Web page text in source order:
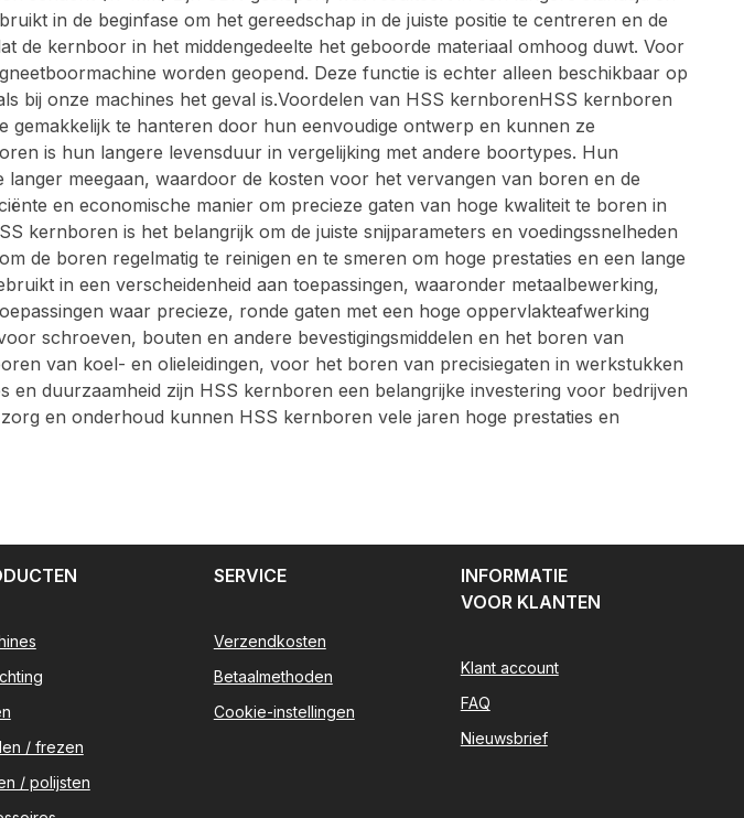
in de beginfase om het gereedschap in de juiste positie te centreren en de
kernboor in het middengedeelte het geboorde materiaal omhoog duwt. Voor
worden geopend. Deze functie is echter alleen beschikbaar op
bij onze machines het geval is.Voordelen van HSS kernborenHSS kernboren
gemakkelijk te hanteren door hun eenvoudige ontwerp en kunnen ze
is hun langere levensduur in vergelijking met andere boortypes. Hun
meegaan, waardoor de kosten voor het vervangen van boren en de
en economische manier om precieze gaten van hoge kwaliteit te boren in
kernboren is het belangrijk om de juiste snijparameters en voedingssnelheden
de boren regelmatig te reinigen en te smeren om hoge prestaties en een lange
in een verscheidenheid aan toepassingen, waaronder metaalbewerking,
waar precieze, ronde gaten met een hoge oppervlakteafwerking
schroeven, bouten en andere bevestigingsmiddelen en het boren van
van koel- en olieleidingen, voor het boren van precisiegaten in werkstukken
duurzaamheid zijn HSS kernboren een belangrijke investering voor bedrijven
en onderhoud kunnen HSS kernboren vele jaren hoge prestaties en
/ frezen
/ polijsten
SERVICE
Verzendkosten
Betaalmethoden
Cookie-instellingen
INFORMATIE
VOOR KLANTEN
Klant account
FAQ
Nieuwsbrief